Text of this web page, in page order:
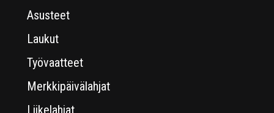
Asusteet
Laukut
Työvaatteet
Merkkipäivälahjat
Liikelahjat